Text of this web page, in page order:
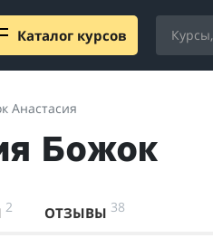
Каталог курсов
Анастасия
Божок
2 ОТЗЫВЫ 38